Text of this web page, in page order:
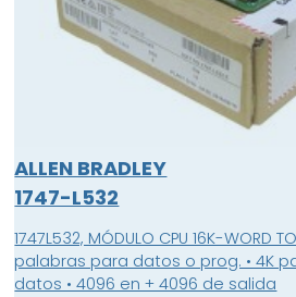
ALLEN BRADLEY
1747-L532
1747L532, MÓDULO CPU 16K-WORD
palabras para datos o prog. • 4K
datos • 4096 en + 4096 de salida